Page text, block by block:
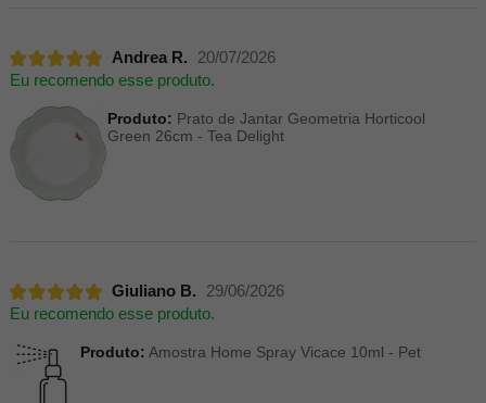
Andrea R.
20/07/2026
Eu recomendo esse produto.
Produto: Prato de Jantar Geometria Horticool
Green 26cm - Tea Delight
Giuliano B.
29/06/2026
Eu recomendo esse produto.
Produto: Amostra Home Spray Vicace 10ml - Pet